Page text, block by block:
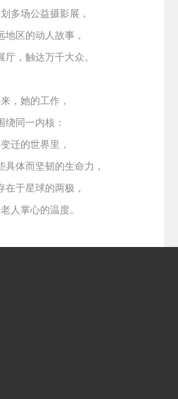
多场公益摄影展，
地区的动人故事，
厅，触达万千大众。
，她的工作，
绕同一内核：
迁的世界里，
具体而坚韧的生命力，
在于星球的两极，
老人掌心的温度。